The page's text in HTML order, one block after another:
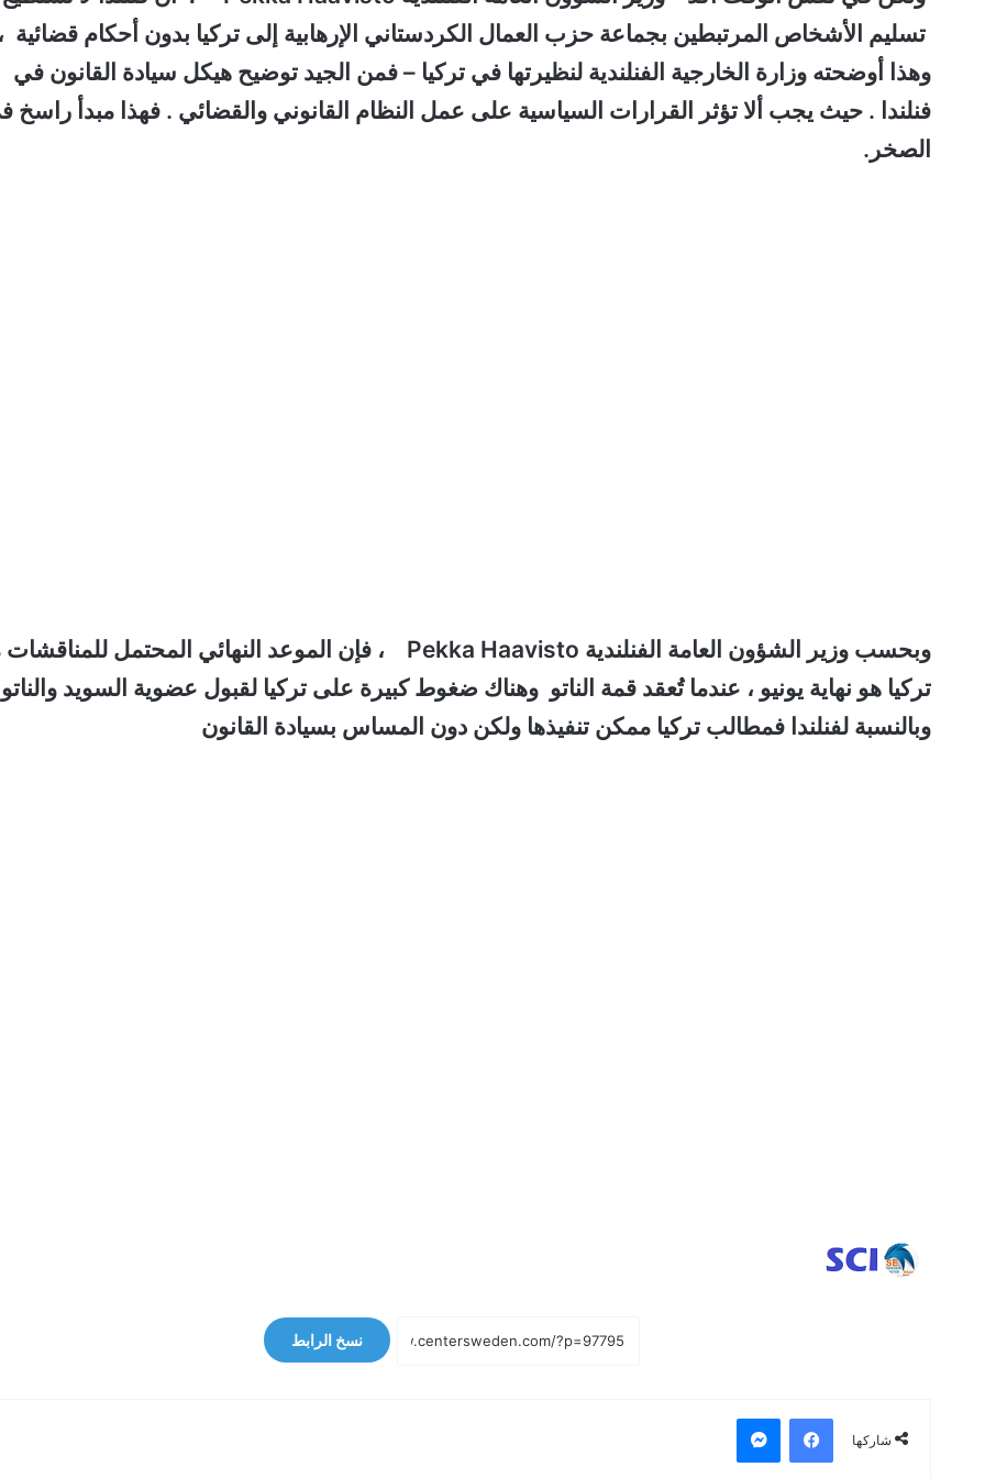
تسليم الأشخاص المرتبطين بجماعة حزب العمال الكردستاني الإرهابية إلى تركيا بدون أحكام قضائية ،
وهذا أوضحته وزارة الخارجية الفنلندية لنظيرتها في تركيا – فمن الجيد توضيح هيكل سيادة القانون في
فنلندا . حيث يجب ألا تؤثر القرارات السياسية على عمل النظام القانوني والقضائي . فهذا مبدأ راسخ
الصخر.
وبحسب وزير الشؤون العامة الفنلندية Pekka Haavisto
، فإن الموعد النهائي المحتمل
تركيا هو نهاية يونيو ، عندما تُعقد قمة الناتو وهناك ضغوط كبيرة على تركيا لقبول عضوية السويد
وبالنسبة لفنلندا فمطالب تركيا ممكن تنفيذها ولكن دون المساس بسيادة القانون
نسخ الرابط
شاركها
فيسبوك ماسنجر